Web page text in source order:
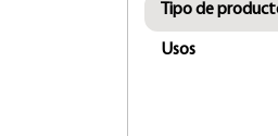
Tipo de
Usos